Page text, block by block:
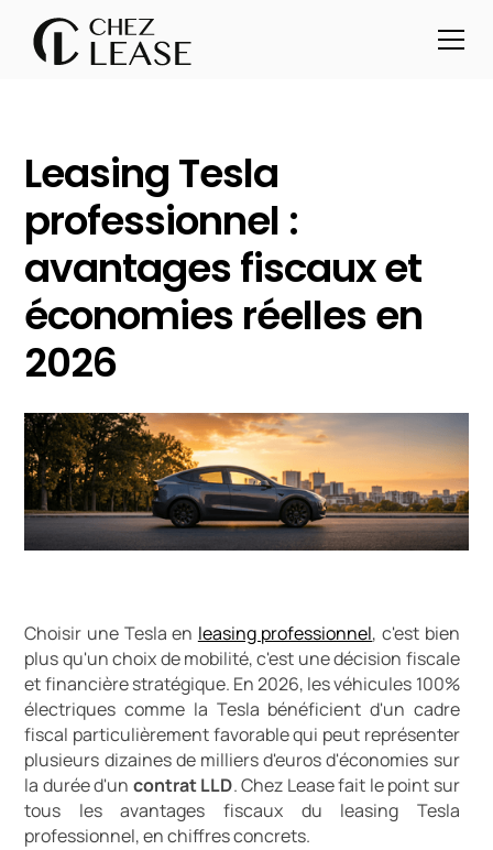
Leasing Tesla
professionnel :
avantages fiscaux et
économies réelles en
2026
Choisir une Tesla en leasing professionnel, c'est bien
plus qu'un choix de mobilité, c'est une décision fiscale
et financière stratégique. En 2026, les véhicules 100%
électriques comme la Tesla bénéficient d'un cadre
fiscal particulièrement favorable qui peut représenter
plusieurs dizaines de milliers d'euros d'économies sur
la durée d'un contrat LLD. Chez Lease fait le point sur
tous les avantages fiscaux du leasing Tesla
professionnel, en chiffres concrets.